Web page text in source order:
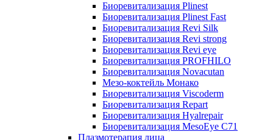
Биоревитализация Plinest
Биоревитализация Plinest Fast
Биоревитализация Revi Silk
Биоревитализация Revi strong
Биоревитализация Revi eye
Биоревитализация PROFHILO
Биоревитализация Novacutan
Мезо-коктейль Монако
Биоревитализация Viscoderm
Биоревитализация Repart
Биоревитализация Hyalrepair
Биоревитализация MesoEye C71
Плазмотерапия лица